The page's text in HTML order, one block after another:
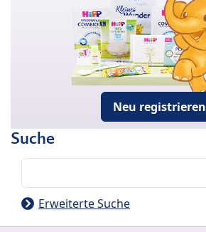
Neu registrieren
Suche
Erweiterte Suche